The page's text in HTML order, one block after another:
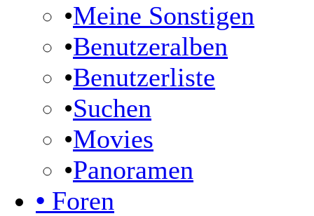
•Meine Sonstigen
•Benutzeralben
•Benutzerliste
•Suchen
•Movies
•Panoramen
• Foren